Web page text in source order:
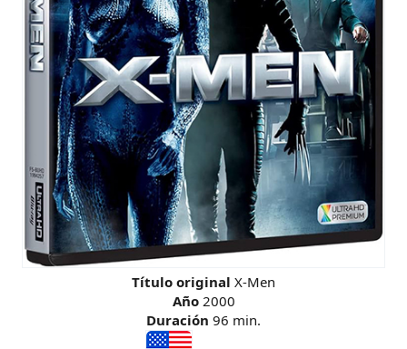
Título original X-Men
Año2000
Duración 96 min.